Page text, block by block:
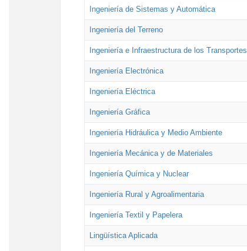
Ingeniería de Sistemas y Automática
Ingeniería del Terreno
Ingeniería e Infraestructura de los Transportes
Ingeniería Electrónica
Ingeniería Eléctrica
Ingeniería Gráfica
Ingeniería Hidráulica y Medio Ambiente
Ingeniería Mecánica y de Materiales
Ingeniería Química y Nuclear
Ingeniería Rural y Agroalimentaria
Ingeniería Textil y Papelera
Lingüística Aplicada